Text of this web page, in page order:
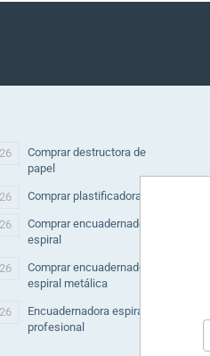
Comprar destructora de
papel
Comprar plastificadora
Comprar encuadernadora
espiral
Comprar encuadernadora
espiral metálica
Encuadernadora espiral
profesional